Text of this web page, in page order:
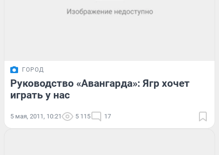
ГОРОД
Руководство «Авангарда»: Ягр хочет
играть у нас
5 мая, 2011, 10:21 5 115 17